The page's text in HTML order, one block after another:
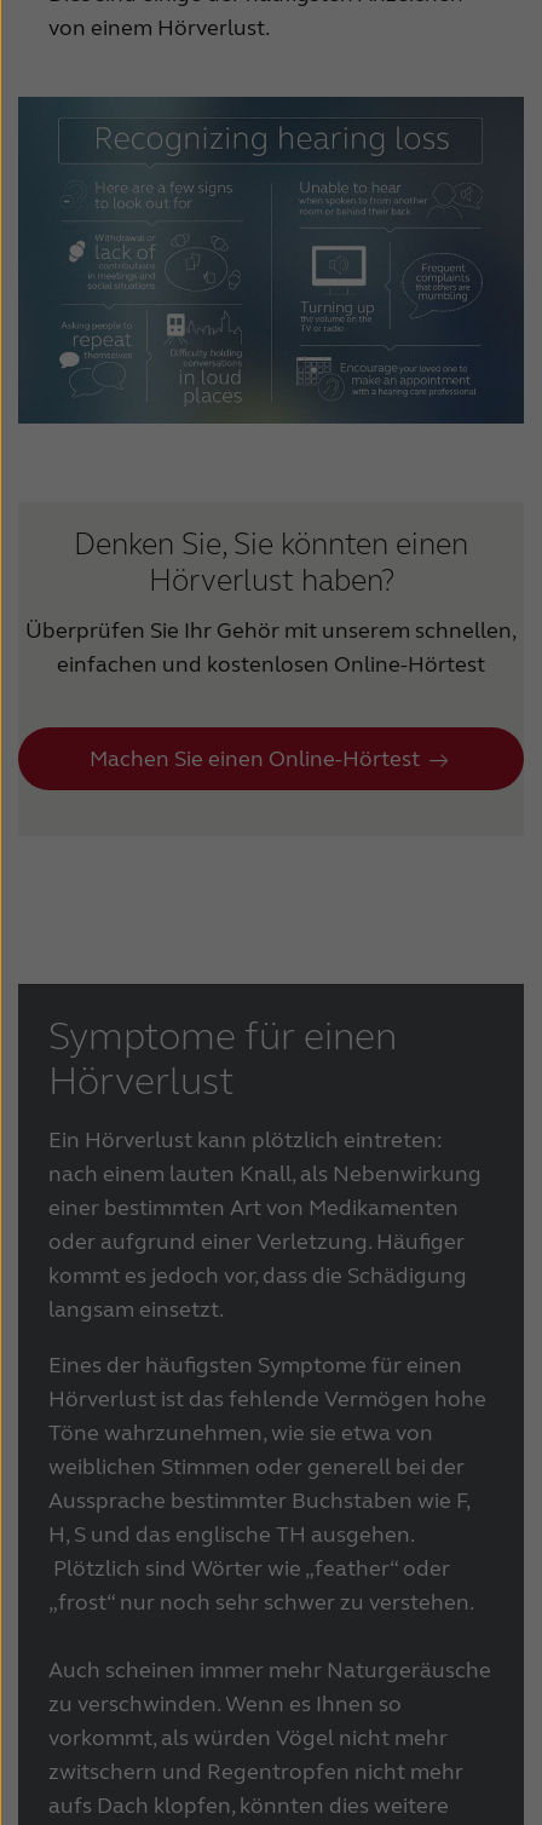
United States Österreich
عربي 日本
von einem Hörverlust.
Denken Sie, Sie könnten einen
Hörverlust haben?
Überprüfen Sie Ihr Gehör mit unserem schnellen,
einfachen und kostenlosen Online-Hörtest
Machen Sie einen Online-Hörtest
Symptome für einen
Hörverlust
Ein Hörverlust kann plötzlich eintreten:
nach einem lauten Knall, als Nebenwirkung
einer bestimmten Art von Medikamenten
oder aufgrund einer Verletzung. Häufiger
kommt es jedoch vor, dass die Schädigung
langsam einsetzt.
Eines der häufigsten Symptome für einen
Hörverlust ist das fehlende Vermögen hohe
Töne wahrzunehmen, wie sie etwa von
weiblichen Stimmen oder generell bei der
Aussprache bestimmter Buchstaben wie F,
H, S und das englische TH ausgehen.
Plötzlich sind Wörter wie „feather“ oder
„frost“ nur noch sehr schwer zu verstehen.
Auch scheinen immer mehr Naturgeräusche
zu verschwinden. Wenn es Ihnen so
vorkommt, als würden Vögel nicht mehr
zwitschern und Regentropfen nicht mehr
aufs Dach klopfen, könnten dies weitere